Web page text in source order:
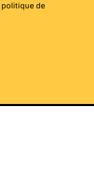
politique de